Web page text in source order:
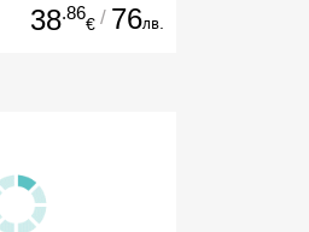
38.86
€ / 76лв.